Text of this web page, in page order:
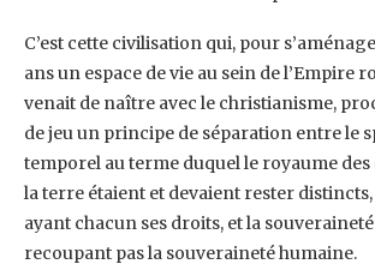
C’est cette civilisation qui, pour
ans un espace de vie au sein de l’Empire
venait de naître avec le christianisme,
de jeu un principe de séparation entre le
temporel au terme duquel le royaume des
la terre étaient et devaient rester distincts,
ayant chacun ses droits, et la
recoupant pas la souveraineté humaine.